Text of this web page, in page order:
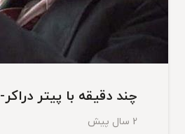
چند دقیقه با پیتر دراکر- 6
2 سال پیش